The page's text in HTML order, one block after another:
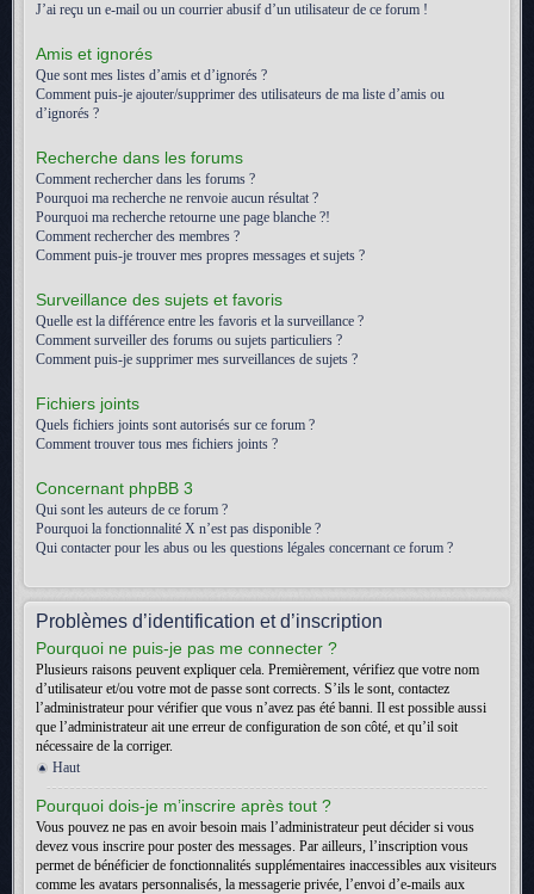
J’ai reçu un e-mail ou un courrier abusif d’un utilisateur de ce forum !
Amis et ignorés
Que sont mes listes d’amis et d’ignorés ?
Comment puis-je ajouter/supprimer des utilisateurs de ma liste d’amis ou
d’ignorés ?
Recherche dans les forums
Comment rechercher dans les forums ?
Pourquoi ma recherche ne renvoie aucun résultat ?
Pourquoi ma recherche retourne une page blanche ?!
Comment rechercher des membres ?
Comment puis-je trouver mes propres messages et sujets ?
Surveillance des sujets et favoris
Quelle est la différence entre les favoris et la surveillance ?
Comment surveiller des forums ou sujets particuliers ?
Comment puis-je supprimer mes surveillances de sujets ?
Fichiers joints
Quels fichiers joints sont autorisés sur ce forum ?
Comment trouver tous mes fichiers joints ?
Concernant phpBB 3
Qui sont les auteurs de ce forum ?
Pourquoi la fonctionnalité X n’est pas disponible ?
Qui contacter pour les abus ou les questions légales concernant ce forum ?
Problèmes d’identification et d’inscription
Pourquoi ne puis-je pas me connecter ?
Plusieurs raisons peuvent expliquer cela. Premièrement, vérifiez que votre nom
d’utilisateur et/ou votre mot de passe sont corrects. S’ils le sont, contactez
l’administrateur pour vérifier que vous n’avez pas été banni. Il est possible aussi
que l’administrateur ait une erreur de configuration de son côté, et qu’il soit
nécessaire de la corriger.
Haut
Pourquoi dois-je m’inscrire après tout ?
Vous pouvez ne pas en avoir besoin mais l’administrateur peut décider si vous
devez vous inscrire pour poster des messages. Par ailleurs, l’inscription vous
permet de bénéficier de fonctionnalités supplémentaires inaccessibles aux visiteurs
comme les avatars personnalisés, la messagerie privée, l’envoi d’e-mails aux